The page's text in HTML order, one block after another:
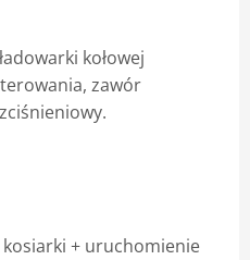
kołowej
zawór
kosiarki + uruchomienie